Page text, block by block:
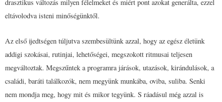
drasztikus változás milyen félelmeket és miért pont azokat generálta, ezzel
eltávolodva isteni minőségünktől.
Az első ijedtségen túljutva szembesültünk azzal, hogy az egész életünk
addigi szokásai, rutinjai, lehetőségei, megszokott ritmusai teljesen
megváltoztak. Megszűntek a programra járások, utazások, kirándulások, a
családi, baráti találkozók, nem megyünk munkába, oviba, suliba. Senki
nem mondja meg, hogy mit és mikor tegyünk. S ráadásul még azzal is